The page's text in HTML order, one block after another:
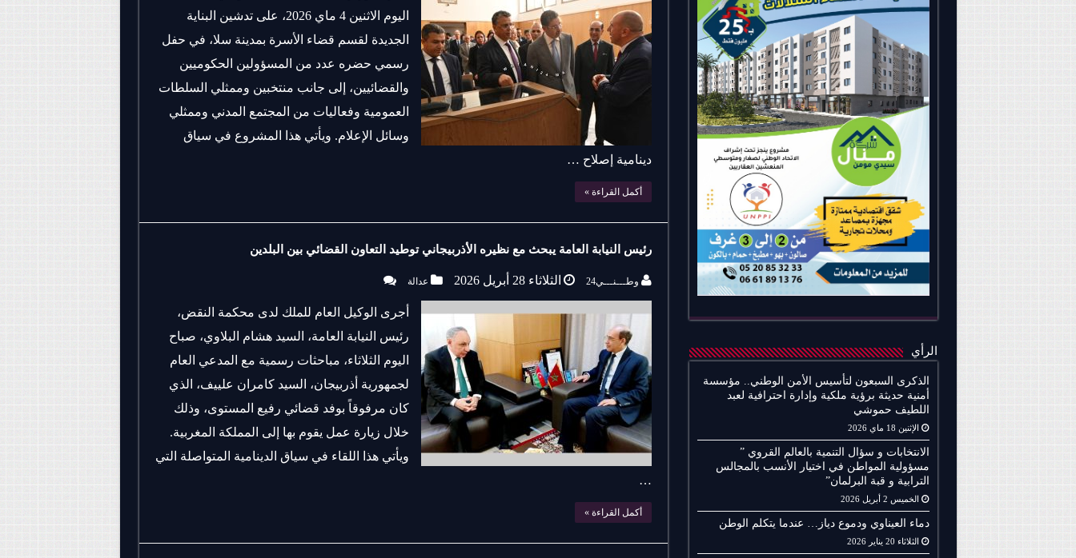
اليوم الاثنين 4 ماي 2026، على تدشين البناية
الجديدة لقسم قضاء الأسرة بمدينة سلا، في حفل
رسمي حضره عدد من المسؤولين الحكوميين
والقضائيين، إلى جانب منتخبين وممثلي السلطات
العمومية وفعاليات من المجتمع المدني وممثلي
وسائل الإعلام. ويأتي هذا المشروع في سياق
دينامية إصلاح …
أكمل القراءة »
رئيس النيابة العامة يبحث مع نظيره الأذربيجاني توطيد التعاون القضائي بين البلدين
وطـــنـــي24 الثلاثاء 28 أبريل 2026 عدالة
أجرى الوكيل العام للملك لدى محكمة النقض،
رئيس النيابة العامة، السيد هشام البلاوي، صباح
اليوم الثلاثاء، مباحثات رسمية مع المدعي العام
لجمهورية أذربيجان، السيد كامران علييف، الذي
كان مرفوقاً بوفد قضائي رفيع المستوى، وذلك
خلال زيارة عمل يقوم بها إلى المملكة المغربية.
ويأتي هذا اللقاء في سياق الدينامية المتواصلة التي
…
أكمل القراءة »
الرأي
الذكرى السبعون لتأسيس الأمن الوطني.. مؤسسة
أمنية حديثة برؤية ملكية وإدارة احترافية لعبد
اللطيف حموشي
الإثنين 18 ماي 2026
الانتخابات و سؤال التنمية بالعالم القروي ”
مسؤولية المواطن في اختيار الأنسب بالمجالس
الترابية و قبة البرلمان”
الخميس 2 أبريل 2026
دماء العيناوي ودموع دياز… عندما يتكلم الوطن
الثلاثاء 20 يناير 2026